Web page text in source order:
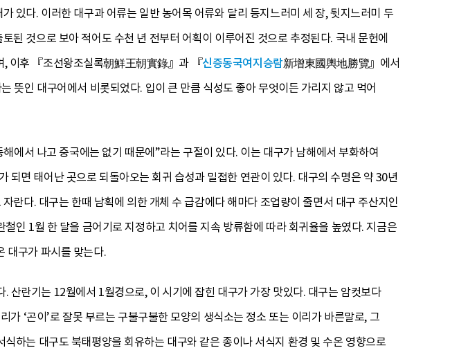
있다. 이러한 대구과 어류는 일반 농어목 어류와 달리 등지느러미 세 장, 뒷지느러미 두
된 것으로 보아 적어도 수천 년 전부터 어획이 이루어진 것으로 추정된다. 국내 문헌에
이후 『조선왕조실록朝鮮王朝實錄』과 『신증동국여지승람新增東國輿地勝覽』에서
뜻인 대구어에서 비롯되었다. 입이 큰 만큼 식성도 좋아 무엇이든 가리지 않고 먹어
에서 나고 중국에는 없기 때문에”라는 구절이 있다. 이는 대구가 남해에서 부화하여
되면 태어난 곳으로 되돌아오는 회귀 습성과 밀접한 연관이 있다. 대구의 수명은 약 30년
란다. 대구는 한때 남획에 의한 개체 수 급감에다 해마다 조업량이 줄면서 대구 주산지인
인 1월 한 달을 금어기로 지정하고 치어를 지속 방류함에 따라 회귀율을 높였다. 지금은
대구가 파시를 맞는다.
산란기는 12월에서 1월경으로, 이 시기에 잡힌 대구가 가장 맛있다. 대구는 암컷보다
‘곤이’로 잘못 부르는 구불구불한 모양의 생식소는 정소 또는 이리가 바른말로, 그
하는 대구도 북태평양을 회유하는 대구와 같은 종이나 서식지 환경 및 수온 영향으로